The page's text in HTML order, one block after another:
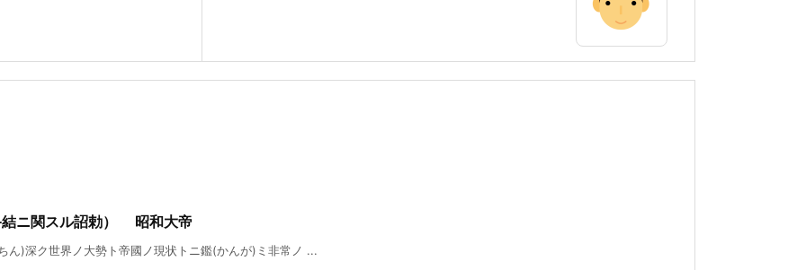
結ニ関スル詔勅） 昭和大帝
)深ク世界ノ大勢ト帝國ノ現状トニ鑑(かんが)ミ非常ノ ...